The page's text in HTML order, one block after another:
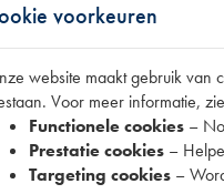
Specificaties
Model Citroën
voorkeuren
website maakt gebruik van
Voor meer informatie,
Functionele cookies –
Prestatie cookies –
Targeting cookies –